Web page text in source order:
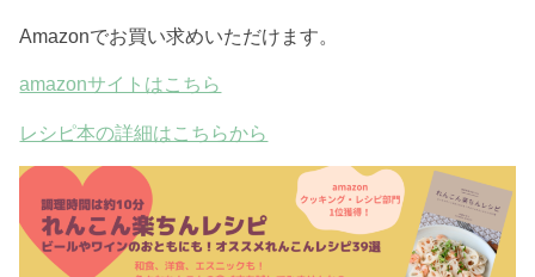
Amazonでお買い求めいただけます。
amazonサイトはこちら
レシピ本の詳細はこちらから